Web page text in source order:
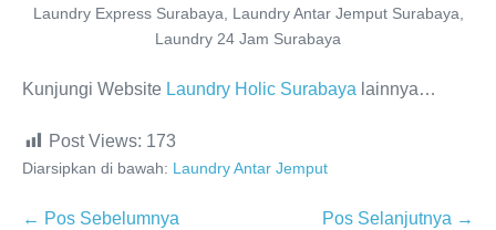
Laundry Express Surabaya, Laundry Antar Jemput Surabaya,
Laundry 24 Jam Surabaya
Kunjungi Website Laundry Holic Surabaya lainnya…
Post Views: 173
Diarsipkan di bawah: Laundry Antar Jemput
Navigasi
← Pos Sebelumnya Pos Selanjutnya →